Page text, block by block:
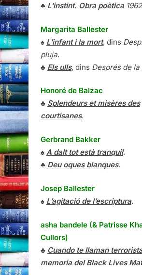
♣ L’instint. Obra poètica
Margarita Ballester
♠ L’infant i la mort, dins
pluja.
♣ Els ulls, dins Després de la
Honoré de Balzac
♣ Splendeurs et misères des
courtisanes.
Gerbrand Bakker
♠ A dalt tot està tranquil.
♣ Deu oques blanques.
Josep Ballester
♠ L’agitació de l’escriptura.
asha bandele (& Patrisse
Cullors)
♣ Cuando te llaman
memoria del Black Lives